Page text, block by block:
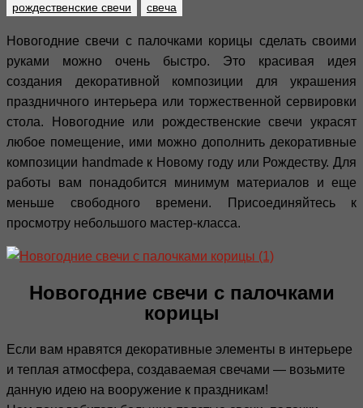
рождественские свечи
свеча
Новогодние свечи с палочками корицы сделать своими
руками можно очень быстро. Это красивая идея
создания декоративной композиции для украшения
праздничного интерьера или торжественной сервировки
стола. Новогодние или рождественские свечи украсят
любое помещение, ими можно дополнить декоративные
композиции handmade к Новому году или Рождеству. Для
работы вам понадобится минимум материалов и еще
меньше свободного времени. Присоединяйтесь к
просмотру небольшого мастер-класса.
Новогодние свечи с палочками
корицы
Если вам нравятся декоративные элементы в интерьере
и теплая атмосфера, создаваемая свечами — возьмите
данную идею на вооружение к праздникам!